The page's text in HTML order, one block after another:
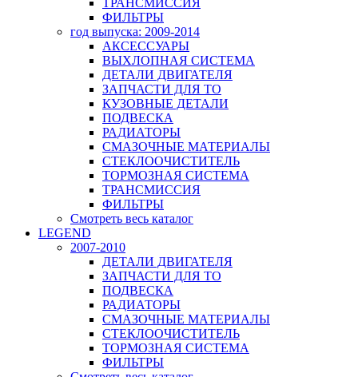
ТРАНСМИССИЯ
ФИЛЬТРЫ
год выпуска: 2009-2014
АКСЕССУАРЫ
ВЫХЛОПНАЯ СИСТЕМА
ДЕТАЛИ ДВИГАТЕЛЯ
ЗАПЧАСТИ ДЛЯ ТО
КУЗОВНЫЕ ДЕТАЛИ
ПОДВЕСКА
РАДИАТОРЫ
СМАЗОЧНЫЕ МАТЕРИАЛЫ
СТЕКЛООЧИСТИТЕЛЬ
ТОРМОЗНАЯ СИСТЕМА
ТРАНСМИССИЯ
ФИЛЬТРЫ
Смотреть весь каталог
LEGEND
2007-2010
ДЕТАЛИ ДВИГАТЕЛЯ
ЗАПЧАСТИ ДЛЯ ТО
ПОДВЕСКА
РАДИАТОРЫ
СМАЗОЧНЫЕ МАТЕРИАЛЫ
СТЕКЛООЧИСТИТЕЛЬ
ТОРМОЗНАЯ СИСТЕМА
ФИЛЬТРЫ